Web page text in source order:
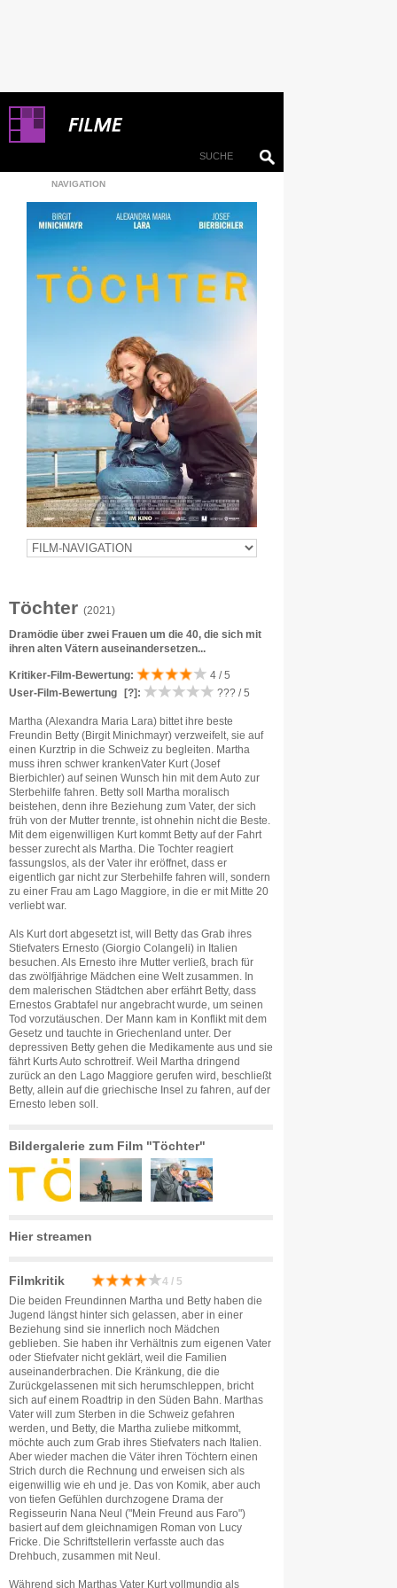
NAVIGATION
Töchter (2021)
Dramödie über zwei Frauen um die 40, die sich mit
ihren alten Vätern auseinandersetzen...
Kritiker-Film-Bewertung:
4 / 5
User-Film-Bewertung
[?] : ??? / 5
Martha (Alexandra Maria Lara) bittet ihre beste
Freundin Betty (Birgit Minichmayr) verzweifelt, sie auf
einen Kurztrip in die Schweiz zu begleiten. Martha
muss ihren schwer krankenVater Kurt (Josef
Bierbichler) auf seinen Wunsch hin mit dem Auto zur
Sterbehilfe fahren. Betty soll Martha moralisch
beistehen, denn ihre Beziehung zum Vater, der sich
früh von der Mutter trennte, ist ohnehin nicht die Beste.
Mit dem eigenwilligen Kurt kommt Betty auf der Fahrt
besser zurecht als Martha. Die Tochter reagiert
fassungslos, als der Vater ihr eröffnet, dass er
eigentlich gar nicht zur Sterbehilfe fahren will, sondern
zu einer Frau am Lago Maggiore, in die er mit Mitte 20
verliebt war.
Als Kurt dort abgesetzt ist, will Betty das Grab ihres
Stiefvaters Ernesto (Giorgio Colangeli) in Italien
besuchen. Als Ernesto ihre Mutter verließ, brach für
das zwölfjährige Mädchen eine Welt zusammen. In
dem malerischen Städtchen aber erfährt Betty, dass
Ernestos Grabtafel nur angebracht wurde, um seinen
Tod vorzutäuschen. Der Mann kam in Konflikt mit dem
Gesetz und tauchte in Griechenland unter. Der
depressiven Betty gehen die Medikamente aus und sie
fährt Kurts Auto schrottreif. Weil Martha dringend
zurück an den Lago Maggiore gerufen wird, beschließt
Betty, allein auf die griechische Insel zu fahren, auf der
Ernesto leben soll.
Bildergalerie zum Film "Töchter"
Hier streamen
Filmkritik 4 / 5
Die beiden Freundinnen Martha und Betty haben die
Jugend längst hinter sich gelassen, aber in einer
Beziehung sind sie innerlich noch Mädchen
geblieben. Sie haben ihr Verhältnis zum eigenen Vater
oder Stiefvater nicht geklärt, weil die Familien
auseinanderbrachen. Die Kränkung, die die
Zurückgelassenen mit sich herumschleppen, bricht
sich auf einem Roadtrip in den Süden Bahn. Marthas
Vater will zum Sterben in die Schweiz gefahren
werden, und Betty, die Martha zuliebe mitkommt,
möchte auch zum Grab ihres Stiefvaters nach Italien.
Aber wieder machen die Väter ihren Töchtern einen
Strich durch die Rechnung und erweisen sich als
eigenwillig wie eh und je. Das von Komik, aber auch
von tiefen Gefühlen durchzogene Drama der
Regisseurin Nana Neul ("Mein Freund aus Faro")
basiert auf dem gleichnamigen Roman von Lucy
Fricke. Die Schriftstellerin verfasste auch das
Drehbuch, zusammen mit Neul.
Während sich Marthas Vater Kurt vollmundig als